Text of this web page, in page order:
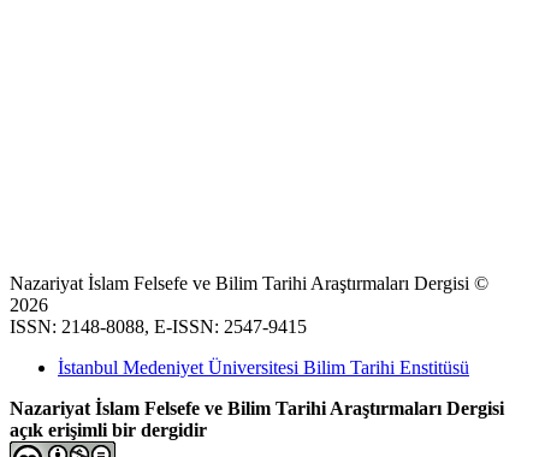
Nazariyat İslam Felsefe ve Bilim Tarihi Araştırmaları Dergisi ©
2026
ISSN: 2148-8088, E-ISSN: 2547-9415
İstanbul Medeniyet Üniversitesi Bilim Tarihi Enstitüsü
Nazariyat İslam Felsefe ve Bilim Tarihi Araştırmaları Dergisi
açık erişimli bir dergidir